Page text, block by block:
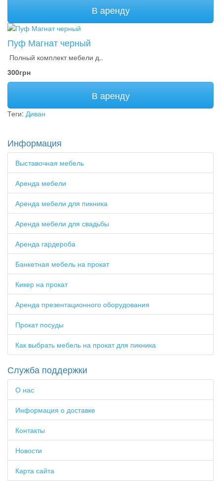
В аренду
Пуф Магнат черный
Полный комплект мебели д..
300грн
В аренду
Теги: Диван
Информация
Выставочная мебель
Аренда мебели
Аренда мебели для пикника
Аренда мебели для свадьбы
Аренда гардероба
Банкетная мебель на прокат
Кикер на прокат
Аренда презентационного оборудования
Прокат посуды
Как выбрать мебель на прокат для пикника
Служба поддержки
О нас
Информация о доставке
Контакты
Новости
Карта сайта